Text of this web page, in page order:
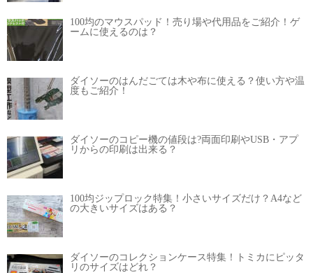
100均のマウスパッド！売り場や代用品をご紹介！ゲ
ームに使えるのは？
ダイソーのはんだごては木や布に使える？使い方や温
度もご紹介！
ダイソーのコピー機の値段は?両面印刷やUSB・アプ
リからの印刷は出来る？
100均ジップロック特集！小さいサイズだけ？A4など
の大きいサイズはある？
ダイソーのコレクションケース特集！トミカにピッタ
リのサイズはどれ？